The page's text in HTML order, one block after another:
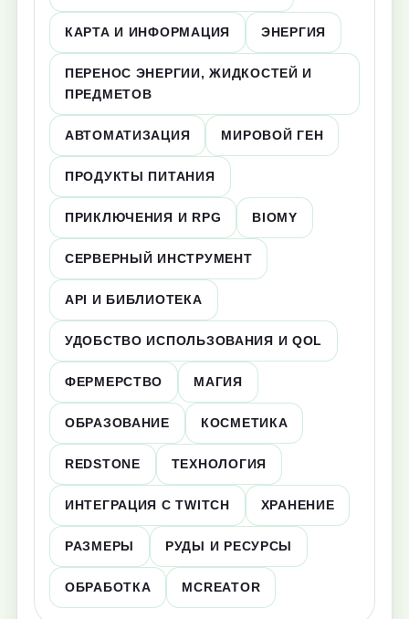
КАРТА И ИНФОРМАЦИЯ ЭНЕРГИЯ
ПЕРЕНОС ЭНЕРГИИ, ЖИДКОСТЕЙ И
ПРЕДМЕТОВ
АВТОМАТИЗАЦИЯ МИРОВОЙ ГЕН
ПРОДУКТЫ ПИТАНИЯ
ПРИКЛЮЧЕНИЯ И RPG BIOMY
СЕРВЕРНЫЙ ИНСТРУМЕНТ
API И БИБЛИОТЕКА
УДОБСТВО ИСПОЛЬЗОВАНИЯ И QOL
ФЕРМЕРСТВО МАГИЯ
ОБРАЗОВАНИЕ КОСМЕТИКА
REDSTONE ТЕХНОЛОГИЯ
ИНТЕГРАЦИЯ С TWITCH ХРАНЕНИЕ
РАЗМЕРЫ РУДЫ И РЕСУРСЫ
ОБРАБОТКА MCREATOR